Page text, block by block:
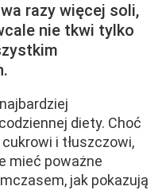
razy więcej soli,
nie tkwi tylko
diety. Choć
i tłuszczowi,
mieć poważne
jak pokazują